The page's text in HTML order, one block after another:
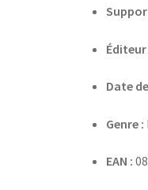
Éditeur
Date
Genre :
EAN :